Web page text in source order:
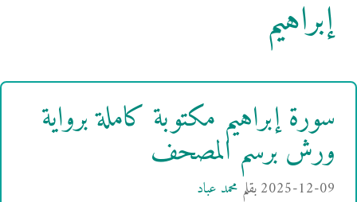
إبراهيم
سورة إبراهيم مكتوبة كاملة برواية
ورش برسم المصحف
2025-12-09بقلم محمد عباد